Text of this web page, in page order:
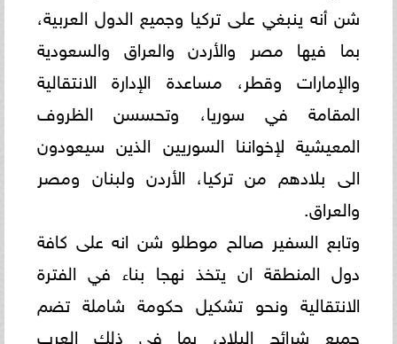
شن أنه ينبغي على تركيا وجميع الدول العربية،
بما فيها مصر والأردن والعراق ‏والسعودية
والإمارات وقطر، مساعدة الإدارة الانتقالية
المقامة في سوريا، وتحسسن الظروف
المعيشية لإخواننا السوريين الذين ‏سيعودون
الى بلادهم من تركيا، الأردن ولبنان ومصر
والعراق. ‏
وتابع السفير صالح موطلو شن انه على كافة
دول المنطقة ان يتخذ نهجا بناء في الفترة
الانتقالية ونحو تشكيل حكومة شاملة ‏تضم
جميع شرائح البلاد، بما في ذلك العرب